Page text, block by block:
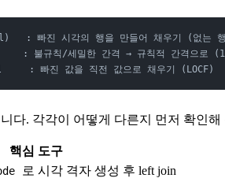
: 빠진 시각의 행을 만들어 채우기 (없는
: 불규칙/세밀한 간격 → 규칙적 간격으로
: 빠진 값을 직전 값으로 채우기 (LOCF)
다. 각각이 어떻게 다른지 먼저 확인해
핵심 도구
로 시각 격자 생성 후 left join